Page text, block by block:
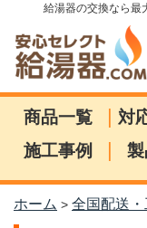
給湯器の交換なら最
商品一覧 | 対
施工事例
|
ホーム > 全国配送